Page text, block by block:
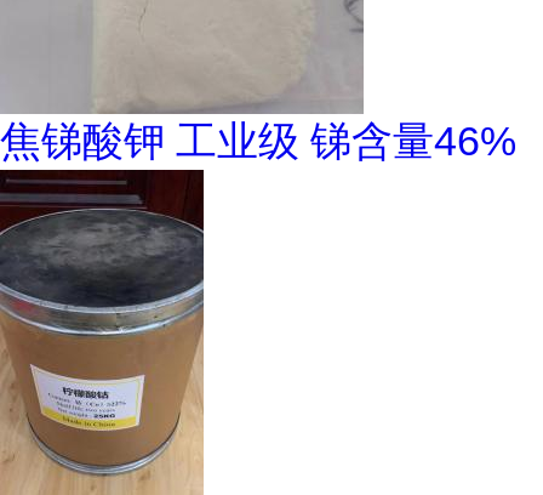
焦锑酸钾 工业级 锑含量46%